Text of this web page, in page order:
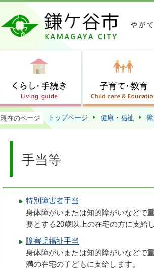
現在のページ トップページ 健康・福祉
手当等
特別障害者手当
身体障がいまたは知的障がいなどで
要とする20歳以上の在宅の方に支給し
障害児福祉手当
身体障がいまたは知的障がいなどで
満の在宅の子どもに支給します。